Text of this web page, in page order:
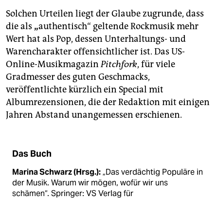
Solchen Urteilen liegt der Glaube zugrunde, dass
die als „authentisch“ geltende Rockmusik mehr
Wert hat als Pop, dessen Unterhaltungs- und
Warencharakter offensichtlicher ist. Das US-
Online-MusikmagazinPitchfork, für viele
Gradmesser des guten Geschmacks,
veröffentlichte kürzlich ein Special mit
Albumrezensionen, die der Redaktion mit einigen
Jahren Abstand unangemessen erschienen.
Das Buch
Marina Schwarz (Hrsg.):„Das verdächtig Populäre in
der Musik. Warum wir mögen, wofür wir uns
schämen“. Springer: VS Verlag für